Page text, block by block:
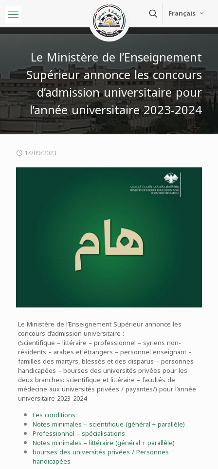
Français
Le Ministère de l’Enseignement
Supérieur annonce les concours
d’admission universitaire pour
l’année universitaire 2023-2024
14/09/2023
Le Ministère de l’Enseignement Supérieur annonce les
concours d’admission universitaire :
(Scientifique – littéraire – professionnel – syriens non-
résidents – arabes et étrangers – personnel enseignant –
familles des martyrs, blessés et des disparus – personnes
handicapées – bourses des universités privées pour les
deux branches: scientifique et littéraire – facultés de
médecine aux universités privées / payantes/) pour l’année
universitaire 2023-2024
Les conditions:
Notes minimales – scientifique (général + parallèle)
Professionnel – spécialisations
Notes minimales – littéraire (général + parallèle)
bourses des universités privées / Personnes
handicapées